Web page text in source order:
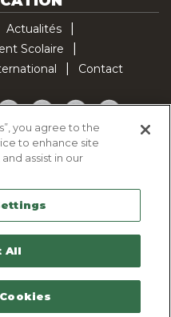
Actualités
Scolaire
Contact
PinterestInstagramLinkedInTikTok
des cookies
site
nous
you agree to the
to enhance site
assist in our
All